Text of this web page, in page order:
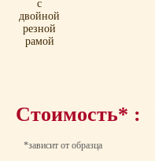
с
двойной
резной
рамой
Стоимость* :
*зависит от образца